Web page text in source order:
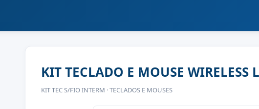
KIT TECLADO E MOUSE WIRELESS
KIT TEC S/FIO INTERM · TECLADOS E MOUSES